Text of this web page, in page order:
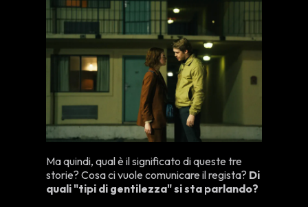
Ma quindi, qual è il significato di queste tre
storie? Cosa ci vuole comunicare il regista? Di
quali "tipi di gentilezza" si sta parlando?